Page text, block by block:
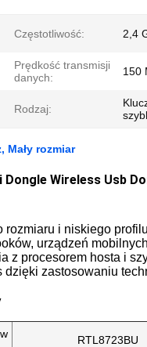
Częstotliwość: 2,4
Prędkość transmisji
danych:
150
Rodzaj:
Mały rozmiar
Wireless Usb
rozmiaru i niskiego
urządzeń
z procesorem hosta i
zastosowaniu
RTL8723BU